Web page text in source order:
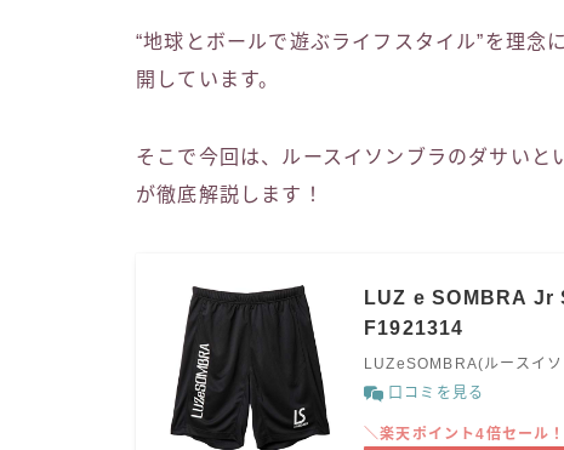
“地球とボールで遊ぶライフスタイル”を理念
開しています。
そこで今回は、ルースイソンブラのダサいと
が徹底解説します！
LUZ e SOMBRA Jr
F1921314
LUZeSOMBRA(ルースイ
口コミを見る
＼楽天ポイント4倍セール